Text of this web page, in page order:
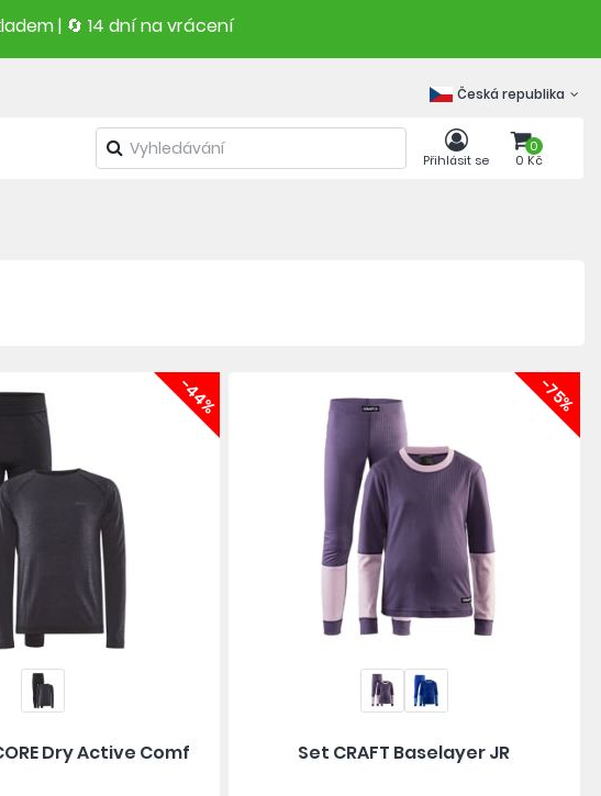
| 🔄 14 dní na vrácení
Česká republika
Přihlásit se
0
0 Kč
-44%
Dry Active Comf
-75%
Set CRAFT Baselayer JR